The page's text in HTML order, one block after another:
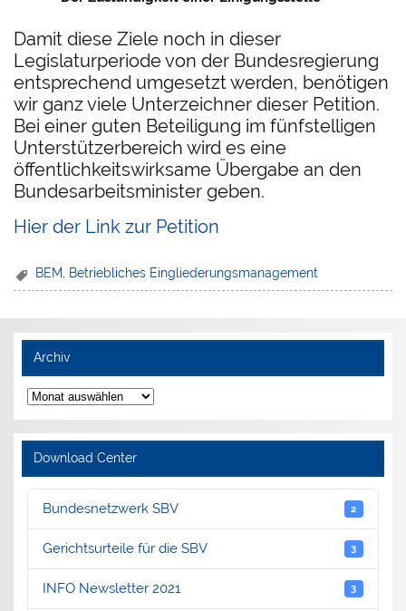
Damit diese Ziele noch in dieser
Legislaturperiode von der Bundesregierung
entsprechend umgesetzt werden, benötigen
wir ganz viele Unterzeichner dieser Petition.
Bei einer guten Beteiligung im fünfstelligen
Unterstützerbereich wird es eine
öffentlichkeitswirksame Übergabe an den
Bundesarbeitsminister geben.
Hier der Link zur Petition
BEM Betriebliches Eingliederungsmanagement
Archiv
Archiv
Download Center
Bundesnetzwerk SBV 2
Gerichtsurteile für die SBV 3
INFO Newsletter 2021 3